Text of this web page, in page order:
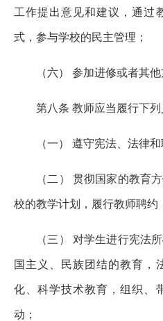
工作提出意见和建议，通过
式，参与学校的民主管理；
（六） 参加进修或者其他
第八条 教师应当履行下列
（一） 遵守宪法、法律和
（二） 贯彻国家的教育方
校的教学计划，履行教师聘约
（三） 对学生进行宪法所
国主义、民族团结的教育，
化、科学技术教育，组织、
动；